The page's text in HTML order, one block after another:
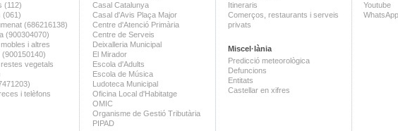
(112)
(061)
(686216138)
(900304070)
i altres
vegetals
i telèfons
Casal Catalunya
Casal d'Avis Plaça Major
Centre d'Atenció Primària
Centre de Serveis
Deixalleria Municipal
El Mirador
Escola d'Adults
Escola de Música
Ludoteca Municipal
Oficina Local d'Habitatge
OMIC
Organisme de Gestió Tributària
PIPAD
Itineraris
Comerços, restaurants i serveis
privats
Miscel·lània
Predicció meteorològica
Defuncions
Entitats
Castellar en xifres
Youtube
WhatsApp